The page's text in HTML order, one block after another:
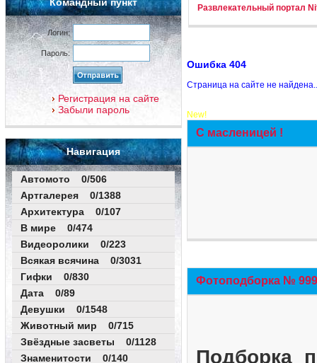
Логин:
Пароль:
Регистрация на сайте
Забыли пароль
Навигация
Автомото 0/506
Артгалерея 0/1388
Архитектура 0/107
В мире 0/474
Видеоролики 0/223
Всякая всячина 0/3031
Гифки 0/830
Дата 0/89
Девушки 0/1548
Животный мир 0/715
Звёздные засветы 0/1128
Знаменитости 0/140
Развлекательный портал
Ошибка 404
Страница на сайте не
New!
С масленицей !
Фотоподборка №
Подборка